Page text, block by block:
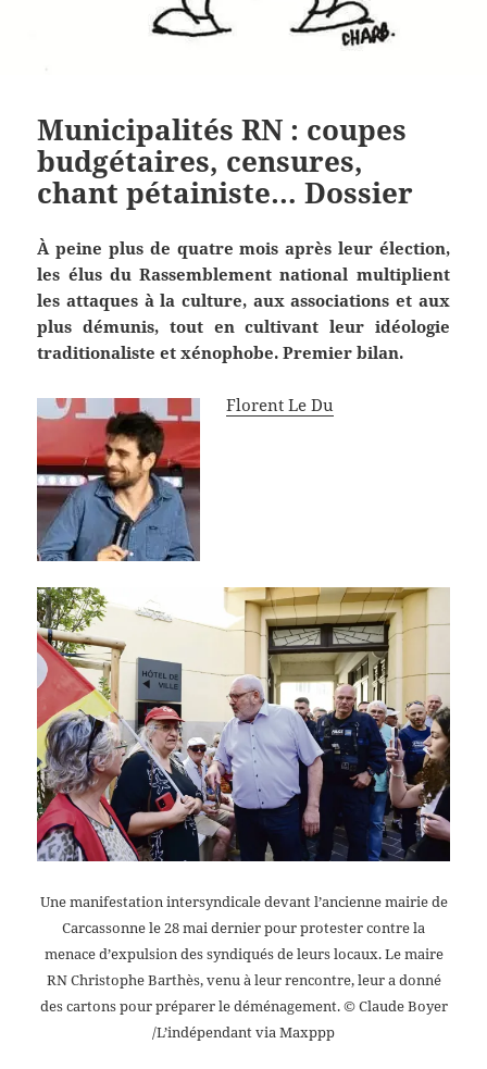
Municipalités RN : coupes
budgétaires, censures,
chant pétainiste… Dossier
À peine plus de quatre mois après leur élection,
les élus du Rassemblement national multiplient
les attaques à la culture, aux associations et aux
plus démunis, tout en cultivant leur idéologie
traditionaliste et xénophobe. Premier bilan.
Florent Le Du
Une manifestation intersyndicale devant l’ancienne mairie de
Carcassonne le 28 mai dernier pour protester contre la
menace d’expulsion des syndiqués de leurs locaux. Le maire
RN Christophe Barthès, venu à leur rencontre, leur a donné
des cartons pour préparer le déménagement.© Claude Boyer
/L’indépendant via Maxppp